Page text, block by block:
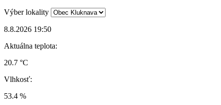
Výber lokality
8.8.2026 19:50
Aktuálna teplota:
20.7 °C
Vlhkosť:
53.4 %